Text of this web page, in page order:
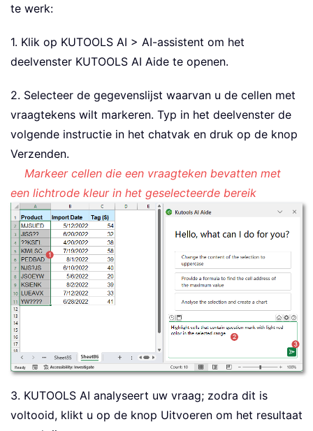
te werk:
1. Klik op KUTOOLS AI > AI-assistent om het
deelvenster KUTOOLS AI Aide te openen.
2. Selecteer de gegevenslijst waarvan u de cellen met
vraagtekens wilt markeren. Typ in het deelvenster de
volgende instructie in het chatvak en druk op de knop
Verzenden.
Markeer cellen die een vraagteken bevatten met
een lichtrode kleur in het geselecteerde bereik
3. KUTOOLS AI analyseert uw vraag; zodra dit is
voltooid, klikt u op de knop Uitvoeren om het resultaat